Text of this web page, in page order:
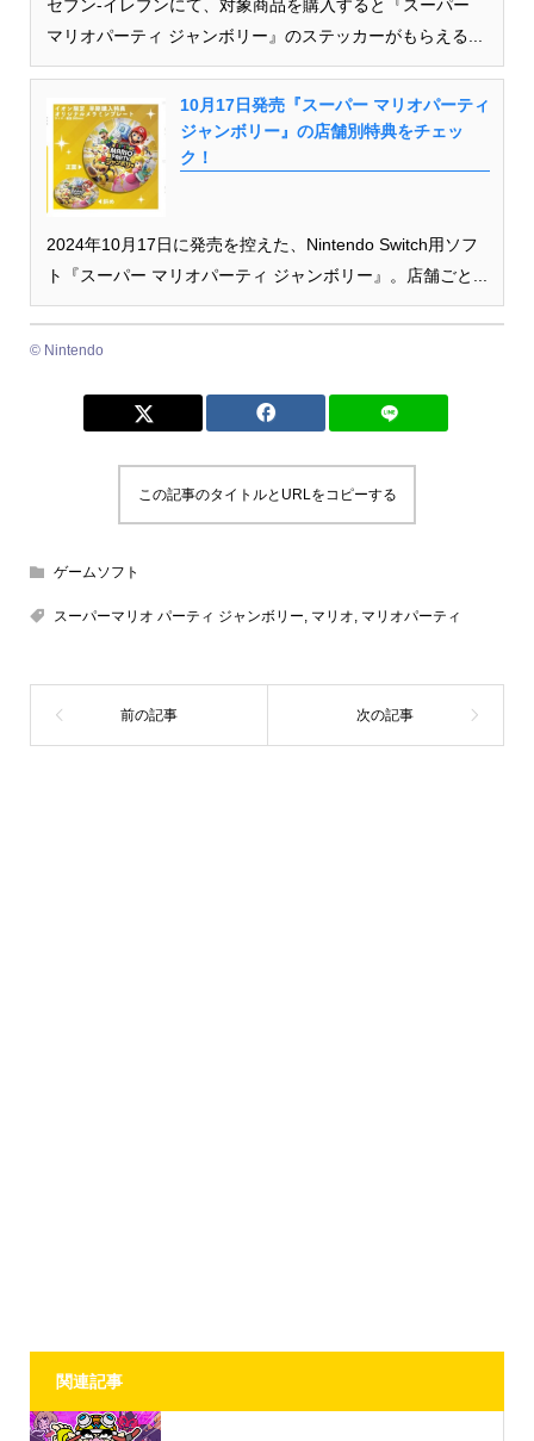
セブン-イレブンにて、対象商品を購入すると『スーパー
マリオパーティ ジャンボリー』のステッカーがもらえる...
10月17日発売『スーパー マリオパーティ
ジャンボリー』の店舗別特典をチェッ
ク！
2024年10月17日に発売を控えた、Nintendo Switch用ソフ
ト『スーパー マリオパーティ ジャンボリー』。店舗ごと...
© Nintendo
この記事のタイトルとURLをコピーする
ゲームソフト
スーパーマリオ パーティ ジャンボリー, マリオ, マリオパーティ
関連記事